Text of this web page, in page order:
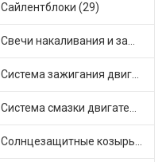
Сайлентблоки (29)
Свечи накаливания и зажигания (30)
Система зажигания двигателя (3)
Система смазки двигателя (17)
Солнцезащитные козырьки для салона автомобиля (3)